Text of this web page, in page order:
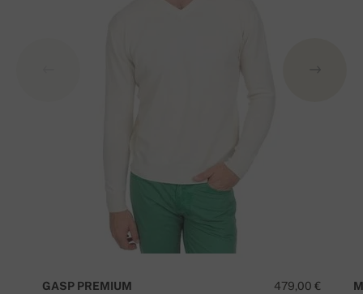
479,00 €
GASP PREMIUM